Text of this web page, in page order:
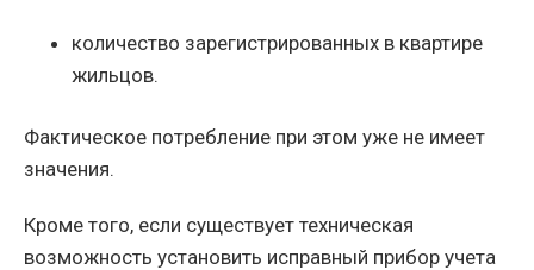
количество зарегистрированных в квартире
жильцов.
Фактическое потребление при этом уже не имеет
значения.
Кроме того, если существует техническая
возможность установить исправный прибор учета